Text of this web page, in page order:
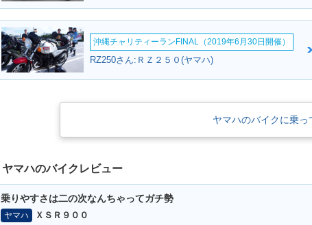
沖縄チャリティーランFINAL（2019年6月30日開催）
RZ250さん:ＲＺ２５０(ヤマハ)
ヤマハのバイクに乗
ヤマハのバイクレビュー
乗りやすさは二の次なんちゃってガチ勢
ヤマハ
ＸＳＲ９００